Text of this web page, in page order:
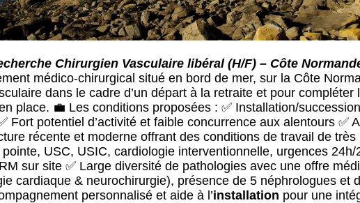
Chirurgien Vasculaire libéral (H/F) – Côte
médico-chirurgical situé en bord de mer, sur la Côte
dans le cadre d’un départ à la retraite et pour compléter
place. 💼 Les conditions proposées : ✅ Installation/
Fort potentiel d’activité et faible concurrence aux alentours ✅
récente et moderne offrant des conditions de travail de très
USC, USIC, cardiologie interventionnelle, urgences 24h/
sur site ✅ Large diversité de pathologies avec une offre
cardiaque & neurochirurgie), présence de 5 néphrologues et
personnalisé et aide à l’installation pour une